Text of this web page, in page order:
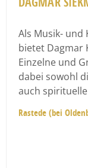
Als Musik- und
bietet Dagmar
Einzelne und
dabei sowohl
auch spirituelle
Rastede (bei